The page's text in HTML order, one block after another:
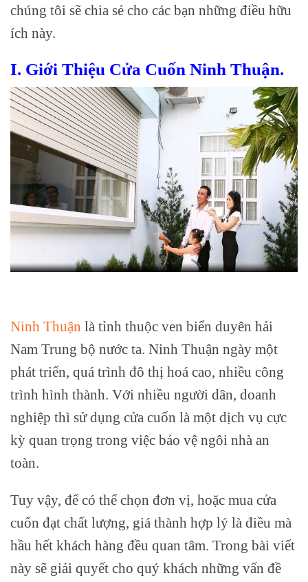
chúng tôi sẽ chia sẻ cho các bạn những điều hữu
ích này.
I. Giới Thiệu Cửa Cuốn Ninh Thuận.
Ninh Thuận là tỉnh thuộc ven biển duyên hải
Nam Trung bộ nước ta. Ninh Thuận ngày một
phát triển, quá trình đô thị hoá cao, nhiều công
trình hình thành. Với nhiều người dân, doanh
nghiệp thì sử dụng cửa cuốn là một dịch vụ cực
kỳ quan trọng trong việc bảo vệ ngôi nhà an
toàn.
Tuy vậy, để có thể chọn đơn vị, hoặc mua cửa
cuốn đạt chất lượng, giá thành hợp lý là điều mà
hầu hết khách hàng đều quan tâm. Trong bài viết
này sẽ giải quyết cho quý khách những vấn đề